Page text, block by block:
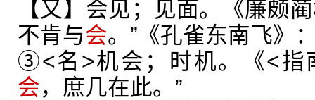
【又】会见；见面。《廉颇
不肯与会。”《孔雀东南飞》
③<名>机会；时机。《<指
会，庶几在此。”